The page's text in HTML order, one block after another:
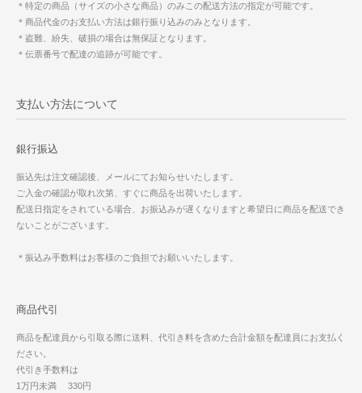
＊特定の商品（サイズの小さな商品）のみこの配送方法の指定が可能です。
＊商品代金のお支払い方法は銀行振り込みのみとなります。
＊盗難、紛失、破損の場合は無保証となります。
＊伝票番号で配達の追跡が可能です。
支払い方法について
銀行振込
振込先は注文確認後、メールにてお知らせいたします。
ご入金の確認が取れ次第、すぐに商品を出荷いたします。
配送日指定をされている場合、お振込みが遅くなりますと希望日に商品を配送でき
ないことがございます。
＊振込み手数料はお客様のご負担でお願いいたします。
商品代引
商品を配達員から引取る際に送料、代引き料を含めた合計金額を配達員にお支払く
ださい。
代引き手数料は
1万円未満 330円